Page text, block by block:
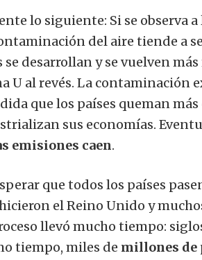
lo siguiente: Si se observa
del aire tiende a
desarrollan y se vuelven
U al revés. La contaminación
que los países queman
sus economías.
emisiones caen.
que todos los países
el Reino Unido y
llevó mucho tiempo:
tiempo, miles de millones de